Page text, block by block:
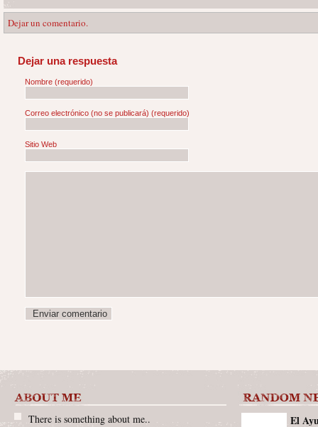
Dejar un comentario.
Dejar una respuesta
Nombre (requerido)
Correo electrónico (no se publicará) (requerido)
Sitio Web
There is something about me..
El